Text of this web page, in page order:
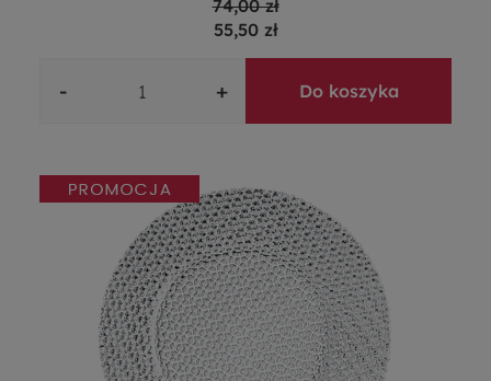
74,00 zł
55,50 zł
- + Do koszyka